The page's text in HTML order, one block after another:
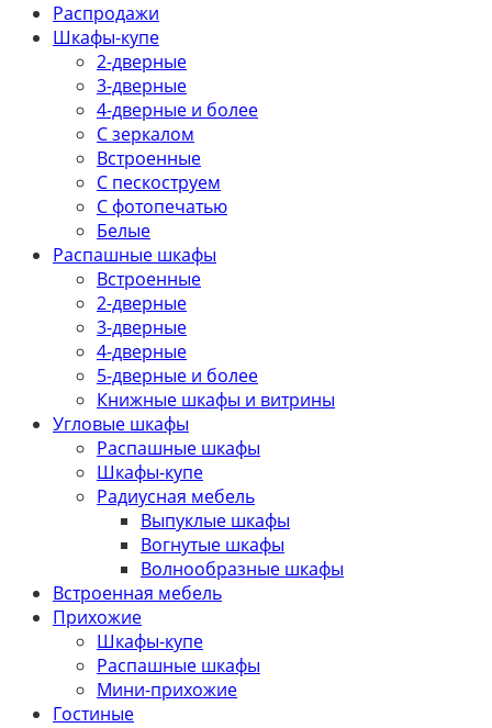
Распродажи
Шкафы-купе
2-дверные
3-дверные
4-дверные и более
С зеркалом
Встроенные
С пескоструем
С фотопечатью
Белые
Распашные шкафы
Встроенные
2-дверные
3-дверные
4-дверные
5-дверные и более
Книжные шкафы и витрины
Угловые шкафы
Распашные шкафы
Шкафы-купе
Радиусная мебель
Выпуклые шкафы
Вогнутые шкафы
Волнообразные шкафы
Встроенная мебель
Прихожие
Шкафы-купе
Распашные шкафы
Мини-прихожие
Гостиные